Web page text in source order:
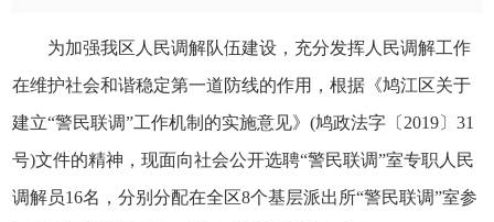
神，现面向社会公开选聘“警民联调” ...
为加强我区人民调解队伍建设，充分发挥人民调解工作
在维护社会和谐稳定第一道防线的作用，根据《鸠江区关于
建立“警民联调”工作机制的实施意见》(鸠政法字〔2019〕31
号)文件的精神，现面向社会公开选聘“警民联调”室专职人民
调解员16名，分别分配在全区8个基层派出所“警民联调”室参